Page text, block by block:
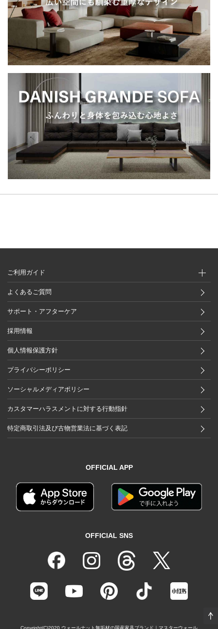
ご利用ガイド
よくあるご質問
サポート・アフターケア
採用情報
個人情報保護方針
プライバシーポリシー
ソーシャルメディアポリシー
カスタマーハラスメントに対する行動指針
特定商取引法及び古物営業法に基づく表記
OFFICIAL APP
OFFICIAL SNS
Copyright(C)2020 ウォールナット無垢材の国産家具ブランド｜マスターウォール